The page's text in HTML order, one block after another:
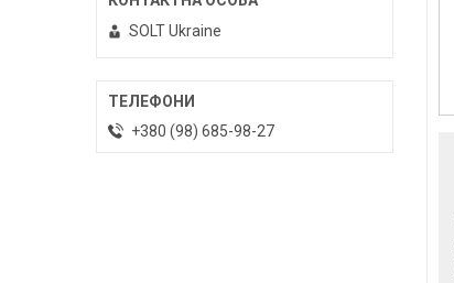
SOLT Ukraine
+380 (98) 685-98-27